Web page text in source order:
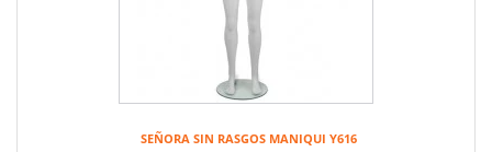
SEÑORA SIN RASGOS MANIQUI Y616